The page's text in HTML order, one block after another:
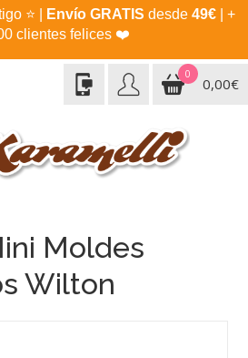
⭐ Envío GRATIS desde 49€| +
clientes felices ❤️
0
0,00€
Moldes
Wilton